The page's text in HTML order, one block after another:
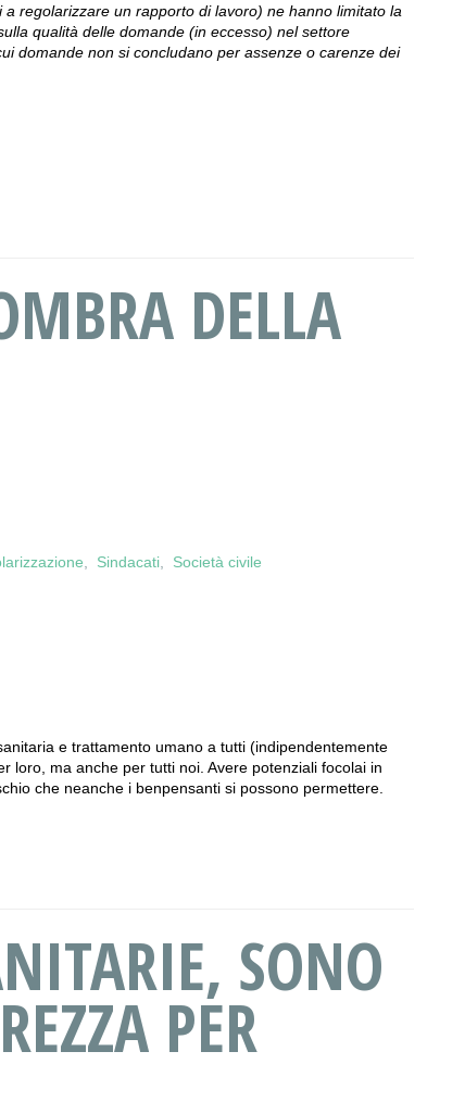
regolarizzare un rapporto di lavoro) ne hanno limitato la
qualità delle domande (in eccesso) nel settore
domande non si concludano per assenze o carenze dei
DELLA
Sindacati Società civile
e trattamento umano a tutti (indipendentemente
loro, ma anche per tutti noi. Avere potenziali focolai in
che neanche i benpensanti si possono permettere.
SONO
PER